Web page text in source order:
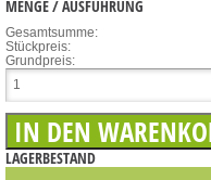
MENGE / AUSFÜHRUNG
Gesamtsumme:
Stückpreis:
Grundpreis:
LAGERBESTAND